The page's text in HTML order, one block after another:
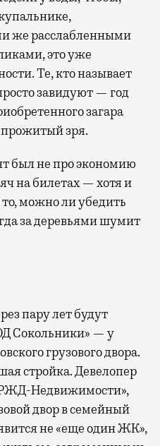
же расслабленными
это уже
Те, кто называет
завидуют — год
загара
прожитый зря.
был не про экономию
на билетах — хотя и
можно ли убедить
за деревьями шумит
пару лет будут
Сокольники» — у
грузового двора.
стройка. Девелопер
Недвижимости»,
двор в семейный
не «еще один ЖК»,